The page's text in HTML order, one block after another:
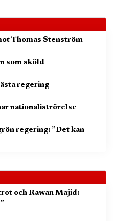
Thomas Stenström
som sköld
regering
nationaliströrelse
regering: ”Det kan
och Rawan Majid: